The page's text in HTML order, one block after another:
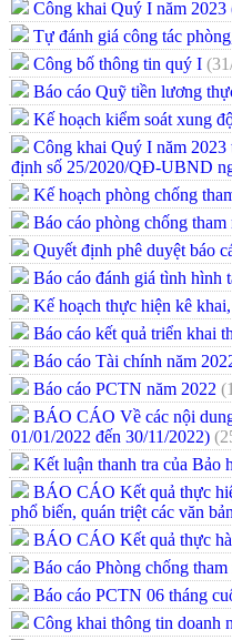
Công khai Quý I năm
Tự đánh giá công tác
Công bố thông tin quý I
Báo cáo Quỹ tiền lương
Kế hoạch kiểm soát xung
Công khai Quý I năm
định số 25/2020/QĐ-UBND
Kế hoạch phòng chống
Báo cáo phòng chống
Quyết định phê duyệt báo
Báo cáo đánh giá tình hình
Kế hoạch thực hiện kê
Báo cáo kết quả triển khai
Báo cáo Tài chính năm
Báo cáo PCTN năm 2022
BÁO CÁO Về các nội
01/01/2022 đến 30/11/2022)
Kết luận thanh tra của Bảo
BÁO CÁO Kết quả thực
phổ biến, quán triệt các văn
BÁO CÁO Kết quả thực
Báo cáo Phòng chống
Báo cáo PCTN 06 tháng
Công khai thông tin doanh